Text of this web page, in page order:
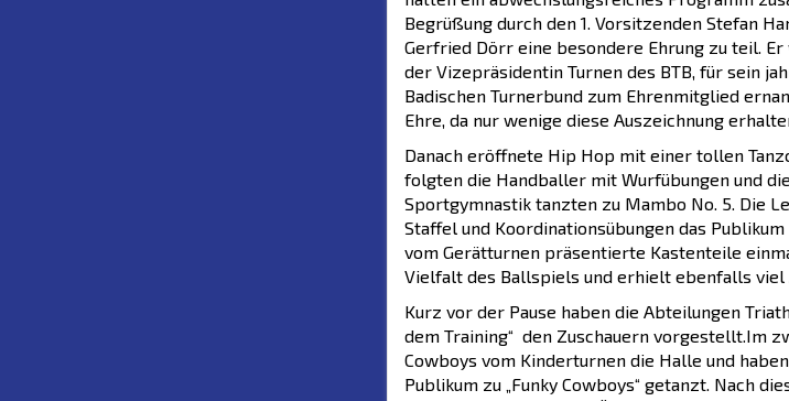
Begrüßung durch den 1. Vorsitzenden Stefan
Gerfried Dörr eine besondere Ehrung zu teil.
der Vizepräsidentin Turnen des BTB, für sein
Badischen Turnerbund zum Ehrenmitglied
Ehre, da nur wenige diese Auszeichnung
Danach eröffnete Hip Hop mit einer tollen
folgten die Handballer mit Wurfübungen und
Sportgymnastik tanzten zu Mambo No. 5. Die
Staffel und Koordinationsübungen das
vom Gerätturnen präsentierte Kastenteile
Vielfalt des Ballspiels und erhielt ebenfalls viel
Kurz vor der Pause haben die Abteilungen
dem Training“ den Zuschauern vorgestellt.Im
Cowboys vom Kinderturnen die Halle und
Publikum zu „Funky Cowboys“ getanzt. Nach